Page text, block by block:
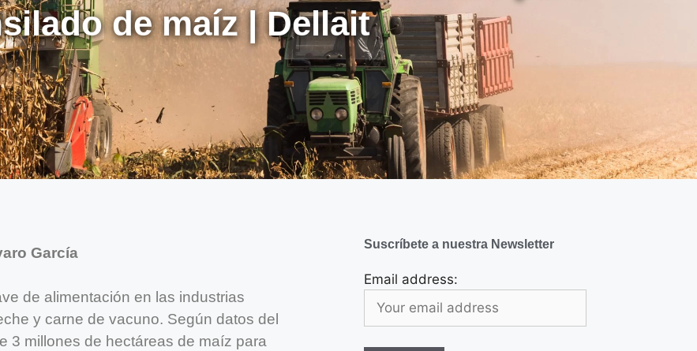
de maíz | Dellait
García
de alimentación en las industrias
y carne de vacuno. Según datos del
3 millones de hectáreas de maíz para
Suscríbete a nuestra Newsletter
Email address: